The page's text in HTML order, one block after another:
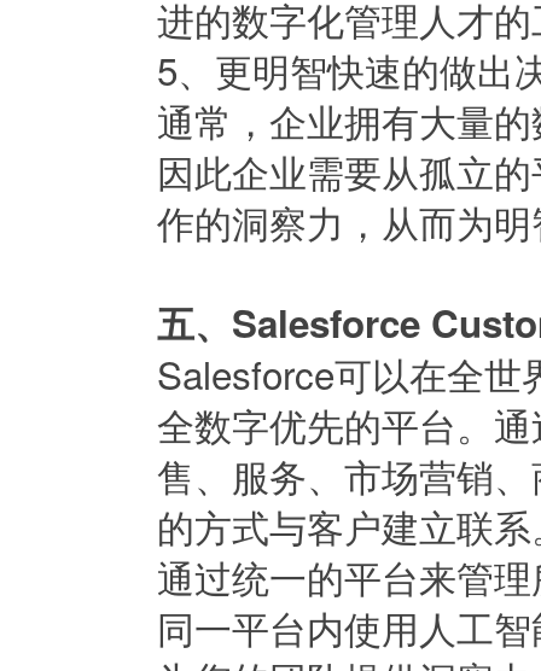
进的数字化管理人才
5、更明智快速的做出
通常，企业拥有大量
因此企业需要从孤立
作的洞察力，从而为
五、Salesforce
Salesforce可以在全世
全数字优先的平台。
售、服务、市场营销
的方式与客户建立联
通过统一的平台来管
同一平台内使用人工